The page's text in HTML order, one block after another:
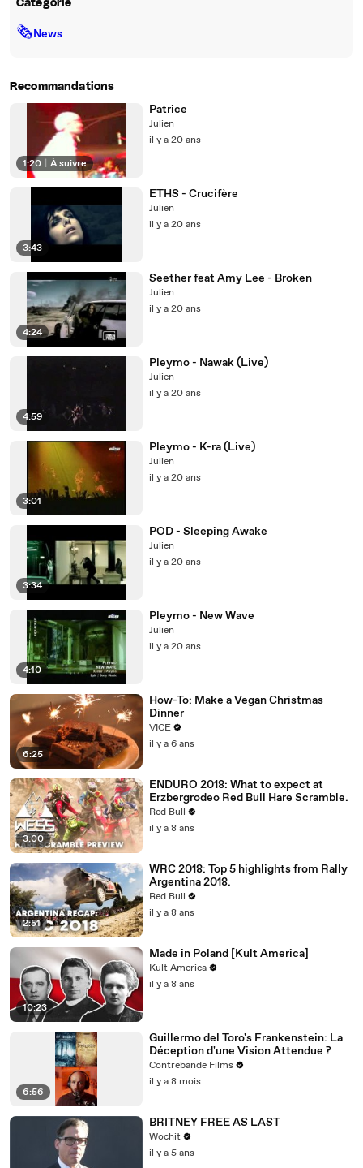
Catégorie
🗞News
Recommandations
1:20 À suivre
Patrice
Julien
il y a 20 ans
3:43
ETHS - Crucifère
Julien
il y a 20 ans
4:24
Seether feat Amy Lee - Broken
Julien
il y a 20 ans
4:59
Pleymo - Nawak (Live)
Julien
il y a 20 ans
3:01
Pleymo - K-ra (Live)
Julien
il y a 20 ans
3:34
POD - Sleeping Awake
Julien
il y a 20 ans
4:10
Pleymo - New Wave
Julien
il y a 20 ans
6:25
How-To: Make a Vegan Christmas
Dinner
VICE
il y a 6 ans
3:00
ENDURO 2018: What to expect at
Erzbergrodeo Red Bull Hare Scramble.
Red Bull
il y a 8 ans
2:51
WRC 2018: Top 5 highlights from Rally
Argentina 2018.
Red Bull
il y a 8 ans
10:23
Made in Poland [Kult America]
Kult America
il y a 8 ans
6:56
Guillermo del Toro's Frankenstein: La
Déception d'une Vision Attendue ?
Contrebande Films
il y a 8 mois
BRITNEY FREE AS LAST
Wochit
il y a 5 ans